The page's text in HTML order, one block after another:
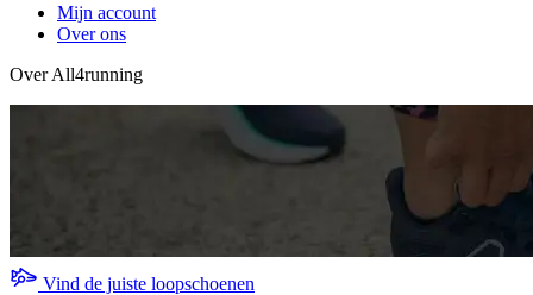
Mijn account
Over ons
Over All4running
Vind de juiste loopschoenen